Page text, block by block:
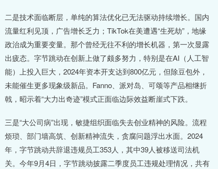
二是技术面临断层，单纯的算法优化已无法驱动持续增长。国内
流量红利见顶，广告增长乏力；TikTok在美遭遇“生死劫”，地缘
政治成为重要变量。那个曾经无往不利的增长机器，第一次显露
出疲态。字节跳动在创新上做了颇多努力，特别是在AI（人工智
能）上投入巨大，2024年资本开支达到800亿元，但除豆包外，
未能催生更多现象级新品。Fanno、派对岛、可颂等产品相继折
戟，昭示着“大力出奇迹”模式正面临边际效益断崖式下跌。
三是“大公司病”出现，敏捷组织面临失去创业精神的风险。流程
烦琐、部门墙高筑、创新精神流失，贪腐问题浮出水面。2024
年，字节跳动共辞退违规员工353人，其中39人被移送司法机
关。今年9月4日，字节跳动披露二季度员工违规处理情况，共有